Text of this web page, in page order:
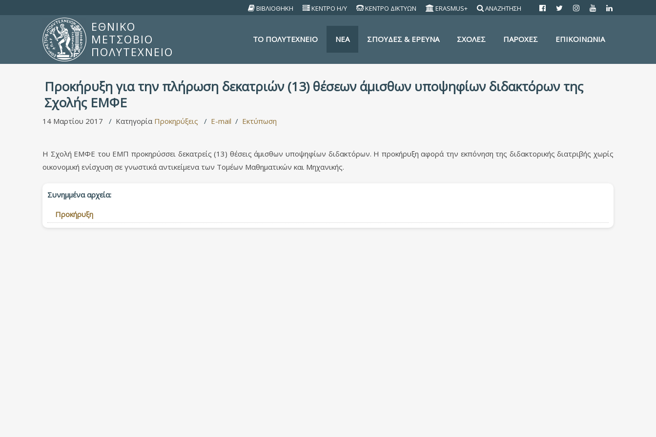
ΒΙΒΛΙΟΘΗΚΗ ΚΕΝΤΡΟ Η/Υ ΚΕΝΤΡΟ ΔΙΚΤΥΩΝ ERASMUS+ ΑΝΑΖΗΤΗΣΗ
ΕΘΝΙΚΟ
ΜΕΤΣΟΒΙΟ
ΠΟΛΥΤΕΧΝΕΙΟ
TO ΠΟΛΥΤΕΧΝΕΙΟ ΝΕΑ ΣΠΟΥΔΕΣ & ΕΡΕΥΝΑ ΣΧΟΛΕΣ ΠΑΡΟΧΕΣ ΕΠΙΚΟΙΝΩΝΙΑ
Προκήρυξη για την πλήρωση δεκατριών (13) θέσεων άμισθων υποψηφίων διδακτόρων της
Σχολής ΕΜΦΕ
14 Μαρτίου 2017 Κατηγορία Προκηρύξεις E-mail Εκτύπωση
Η Σχολή ΕΜΦΕ του ΕΜΠ προκηρύσσει δεκατρείς (13) θέσεις άμισθων υποψηφίων διδακτόρων. Η προκήρυξη αφορά την εκπόνηση της διδακτορικής διατριβής χωρίς
οικονομική ενίσχυση σε γνωστικά αντικείμενα των Τομέων Μαθηματικών και Μηχανικής.
Συνημμένα αρχεία:
Προκήρυξη